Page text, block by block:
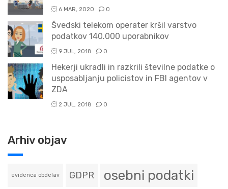
6 MAR, 2020 0
Švedski telekom operater kršil varstvo
podatkov 140.000 uporabnikov
9 JUL, 2018 0
Hekerji ukradli in razkrili številne podatke o
usposabljanju policistov in FBI agentov v
ZDA
2 JUL, 2018 0
Arhiv objav
evidenca obdelav GDPR osebni podatki